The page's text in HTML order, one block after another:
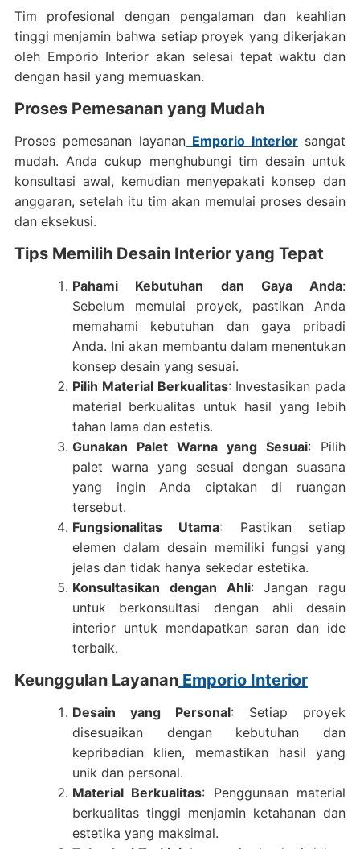
Tim profesional dengan pengalaman dan keahlian
tinggi menjamin bahwa setiap proyek yang dikerjakan
oleh Emporio Interior akan selesai tepat waktu dan
dengan hasil yang memuaskan.
Proses Pemesanan yang Mudah
Proses pemesanan layananEmporio Interior sangat
mudah. Anda cukup menghubungi tim desain untuk
konsultasi awal, kemudian menyepakati konsep dan
anggaran, setelah itu tim akan memulai proses desain
dan eksekusi.
Tips Memilih Desain Interior yang Tepat
Pahami Kebutuhan dan Gaya Anda:
Sebelum memulai proyek, pastikan Anda
memahami kebutuhan dan gaya pribadi
Anda. Ini akan membantu dalam menentukan
konsep desain yang sesuai.
Pilih Material Berkualitas: Investasikan pada
material berkualitas untuk hasil yang lebih
tahan lama dan estetis.
Gunakan Palet Warna yang Sesuai: Pilih
palet warna yang sesuai dengan suasana
yang ingin Anda ciptakan di ruangan
tersebut.
Fungsionalitas Utama: Pastikan setiap
elemen dalam desain memiliki fungsi yang
jelas dan tidak hanya sekedar estetika.
Konsultasikan dengan Ahli: Jangan ragu
untuk berkonsultasi dengan ahli desain
interior untuk mendapatkan saran dan ide
terbaik.
Keunggulan LayananEmporio Interior
Desain yang Personal: Setiap proyek
disesuaikan dengan kebutuhan dan
kepribadian klien, memastikan hasil yang
unik dan personal.
Material Berkualitas: Penggunaan material
berkualitas tinggi menjamin ketahanan dan
estetika yang maksimal.